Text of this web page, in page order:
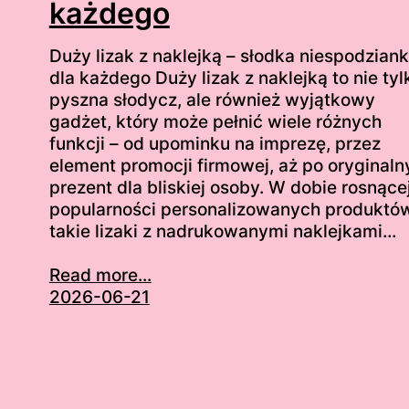
każdego
Duży lizak z naklejką – słodka
dla każdego Duży lizak z naklejką to nie
pyszna słodycz, ale również wyjątkowy
gadżet, który może pełnić wiele różnych
funkcji – od upominku na imprezę, przez
element promocji firmowej, aż po
prezent dla bliskiej osoby. W dobie
popularności personalizowanych
takie lizaki z nadrukowanymi naklejkami…
Read more...
2026-06-21